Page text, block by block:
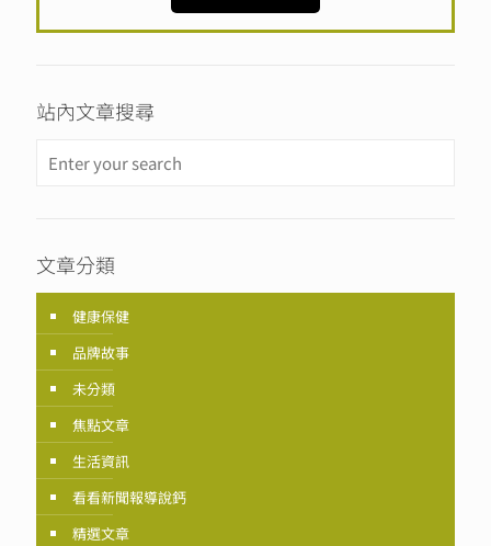
站內文章搜尋
文章分類
健康保健
品牌故事
未分類
焦點文章
生活資訊
看看新聞報導說鈣
精選文章